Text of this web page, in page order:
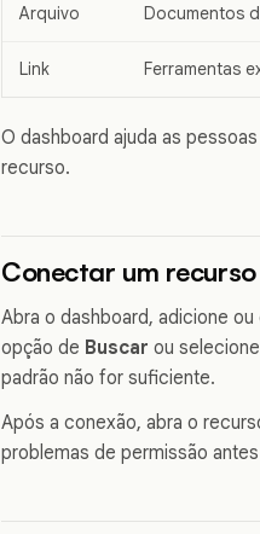
Arquivo Documentos
Link Ferramentas
O dashboard ajuda as
recurso.
Conectar um recurso
Abra o dashboard, adicione
opção de Buscar ou
padrão não for suficiente.
Após a conexão, abra o
problemas de permissão